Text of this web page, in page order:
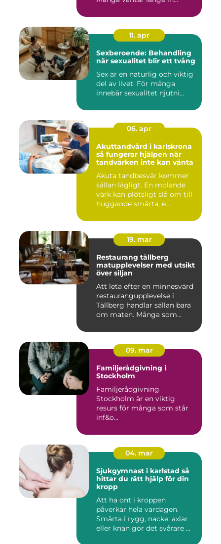
11. apr
Sexberoende: Behandling
när sexualitet blir ett tvång
Sex är en naturlig och viktig
del av livet. För många
innebär sexualitet njutni...
06. apr
Akuttandvård i karlskrona
så fungerar hjälpen när
tandvärken inte kan vänta
Akuta tandbesvär kommer
sällan lägligt. En molande
värk kan plötsligt slå om till
huggande smärta, e...
19. mar
Restaurang tällberg
matupplevelser med utsikt
över siljan
Att leta efter en minnesvärd
restaurangupplevelse i
Tällberg handlar sällan bara
om maten. Många som...
09. mar
Familjerådgivning i
Stockholm
Familjerådgivning
Stockholm är en viktig
resurs för många som står
inf&o...
04. mar
Sjukgymnast i karlstad så
hittar du rätt hjälp för din
kropp
Att ha ont i kroppen
påverkar hela vardagen.
Smärta i rygg, nacke, axlar
eller knän gör det svårare ...